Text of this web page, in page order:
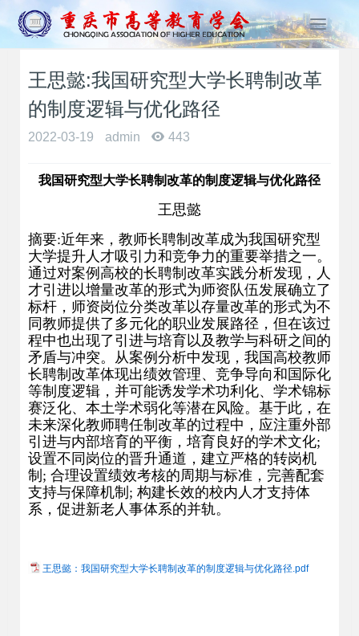
T
o
g
i
t
i
o
n
王思懿:我国研究型大学长聘制改革
的制度逻辑与优化路径
2022-03-19 admin 443
我国研究型大学长聘制改革的制度逻辑与优化路径
王思懿
摘要:近年来，教师长聘制改革成为我国研究型
大学提升人才吸引力和竞争力的重要举措之一。
通过对案例高校的长聘制改革实践分析发现，人
才引进以增量改革的形式为师资队伍发展确立了
标杆，师资岗位分类改革以存量改革的形式为不
同教师提供了多元化的职业发展路径，但在该过
程中也出现了引进与培育以及教学与科研之间的
矛盾与冲突。从案例分析中发现，我国高校教师
长聘制改革体现出绩效管理、竞争导向和国际化
等制度逻辑，并可能诱发学术功利化、学术锦标
赛泛化、本土学术弱化等潜在风险。基于此，在
未来深化教师聘任制改革的过程中，应注重外部
引进与内部培育的平衡，培育良好的学术文化;
设置不同岗位的晋升通道，建立严格的转岗机
制; 合理设置绩效考核的周期与标准，完善配套
支持与保障机制; 构建长效的校内人才支持体
系，促进新老人事体系的并轨。
王思懿：我国研究型大学长聘制改革的制度逻辑与优化路径.pdf